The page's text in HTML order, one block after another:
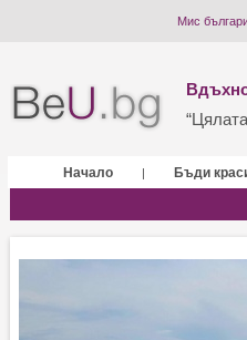
Мис
Начало | Бъди